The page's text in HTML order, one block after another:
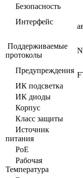
Безопасность
Интерфейс
Поддерживаемые
протоколы
Предупреждения
ИК подсветка
ИК диоды
Корпус
Класс защиты
Источник
питания
PoE
Рабочая
Температура